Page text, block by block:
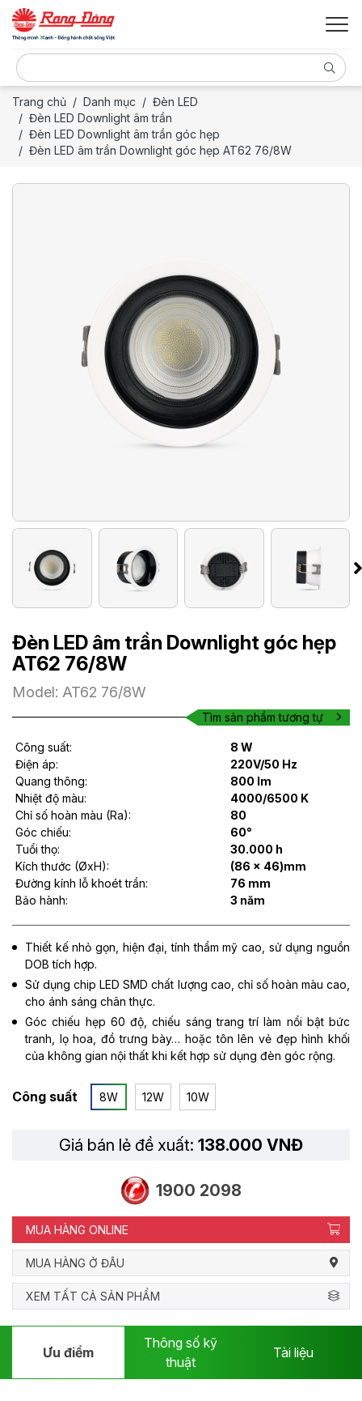
Trang chủ Danh mục
Đèn LED
Đèn LED Downlight âm trần
Đèn LED Downlight âm trần góc hẹp
Đèn LED âm trần Downlight góc hẹp AT62 76/8W
Đèn LED âm trần Downlight góc hẹp
AT62 76/8W
Model: AT62 76/8W
Tìm sản phẩm tương tự
Công suất:
8 W
Điện áp:
220V/50 Hz
Quang thông:
800 lm
Nhiệt độ màu:
4000/6500 K
Chỉ số hoàn màu (Ra):
80
Góc chiếu:
60°
Tuổi thọ:
30.000 h
Kích thước (ØxH):
(86 × 46)mm
Đường kính lỗ khoét trần:
76 mm
Bảo hành:
3 năm
Thiết kế nhỏ gọn, hiện đại, tính thẩm mỹ cao, sử dụng nguồn
DOB tích hợp.
Sử dụng chip LED SMD chất lượng cao, chỉ số hoàn màu cao,
cho ánh sáng chân thực.
Góc chiếu hẹp 60 độ, chiếu sáng trang trí làm nổi bật bức
tranh, lọ hoa, đồ trưng bày… hoặc tôn lên vẻ đẹp hình khối
của không gian nội thất khi kết hợp sử dụng đèn góc rộng.
Công suất 8W 12W 10W
Giá bán lẻ đề xuất: 138.000 VNĐ
1900 2098
MUA HÀNG ONLINE
MUA HÀNG Ở ĐÂU
XEM TẤT CẢ SẢN PHẨM
Ưu điểm
Thông số kỹ
thuật
Tài liệu